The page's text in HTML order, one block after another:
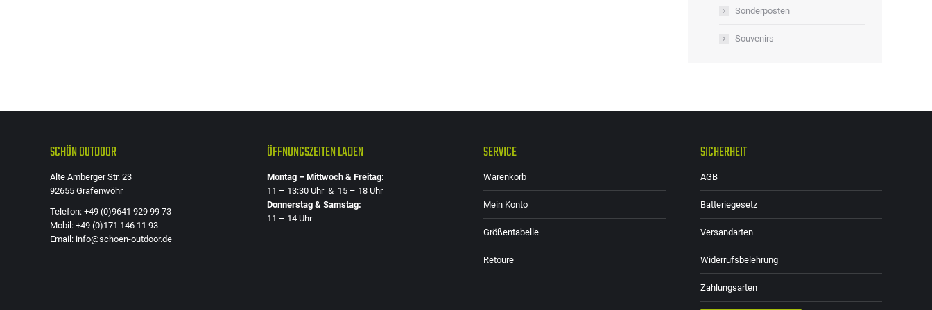
Sonderposten
Souvenirs
SCHÖN OUTDOOR
Alte Amberger Str. 23
92655 Grafenwöhr
Telefon: +49 (0)9641 929 99 73
Mobil: +49 (0)171 146 11 93
Email: info@schoen-outdoor.de
ÖFFNUNGSZEITEN LADEN
Montag – Mittwoch & Freitag:
11 – 13:30 Uhr & 15 – 18 Uhr
Donnerstag & Samstag:
11 – 14 Uhr
SERVICE
Warenkorb
Mein Konto
Größentabelle
Retoure
SICHERHEIT
AGB
Batteriegesetz
Versandarten
Widerrufsbelehrung
Zahlungsarten